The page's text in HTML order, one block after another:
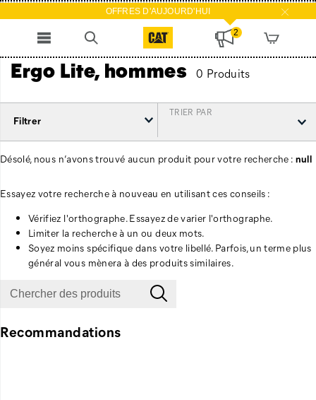
OFFRES D'AUJOURD'HUI
2
Ergo Lite, hommes 0 Produits
Filtrer
TRIER PAR
Désolé, nous n’avons trouvé aucun produit pour votre recherche : null
Essayez votre recherche à nouveau en utilisant ces conseils :
Vérifiez l'orthographe. Essayez de varier l'orthographe.
Limiter la recherche à un ou deux mots.
Soyez moins spécifique dans votre libellé. Parfois, un terme plus
général vous mènera à des produits similaires.
Recommandations